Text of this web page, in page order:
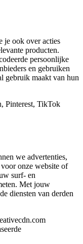
je ook over acties
producten.
persoonlijke
en gebruiken
gebruik maakt van hun
Pinterest, TikTok
we advertenties,
onze website of
surf- en
Met jouw
diensten van derden